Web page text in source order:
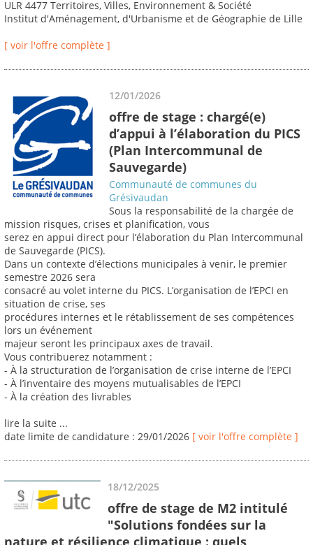
ULR 4477 Territoires, Villes, Environnement & Société
Institut d'Aménagement, d'Urbanisme et de Géographie de Lille
[ voir l'offre complète ]
12/01/2026
offre de stage : chargé(e)
d’appui à l’élaboration du PICS
(Plan Intercommunal de
Sauvegarde)
Communauté de communes du
Grésivaudan
Sous la responsabilité de la chargée de
mission risques, crises et planification, vous
serez en appui direct pour l’élaboration du Plan Intercommunal
de Sauvegarde (PICS).
Dans un contexte d’élections municipales à venir, le premier
semestre 2026 sera
consacré au volet interne du PICS. L’organisation de l’EPCI en
situation de crise, ses
procédures internes et le rétablissement de ses compétences
lors un événement
majeur seront les principaux axes de travail.
Vous contribuerez notamment :
- À la structuration de l’organisation de crise interne de l’EPCI
- À l’inventaire des moyens mutualisables de l’EPCI
- À la création des livrables
lire la suite ...
date limite de candidature : 29/01/2026 [ voir l'offre complète ]
18/12/2025
offre de stage de M2 intitulé
"Solutions fondées sur la
nature et résilience climatique : quels